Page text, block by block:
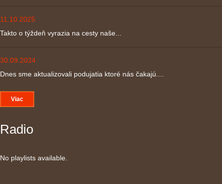
11.10.2025
Takto o týždeň vyrazia na cesty naše...
30.09.2024
Dnes sme aktualizovali podujatia ktoré nás čakajú....
Viac
Radio
No playlists available.